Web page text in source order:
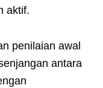
aktif.
penilaian awal
antara